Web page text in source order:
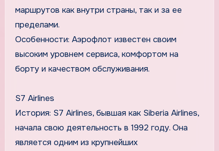
маршрутов как внутри страны, так и за ее
пределами.
Особенности: Аэрофлот известен своим
высоким уровнем сервиса, комфортом на
борту и качеством обслуживания.
S7 Airlines
История: S7 Airlines, бывшая как Siberia Airlines,
начала свою деятельность в 1992 году. Она
является одним из крупнейших